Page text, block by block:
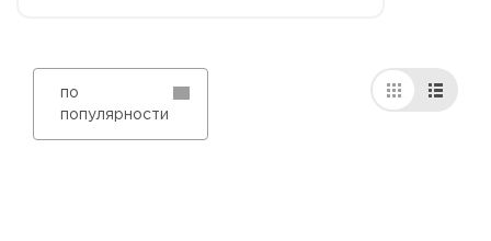
по
популярности